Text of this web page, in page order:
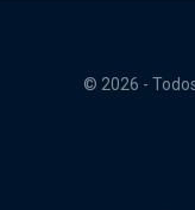
© 2026 -